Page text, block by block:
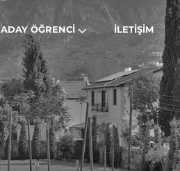
ADAY ÖĞRENCI İLETIŞIM